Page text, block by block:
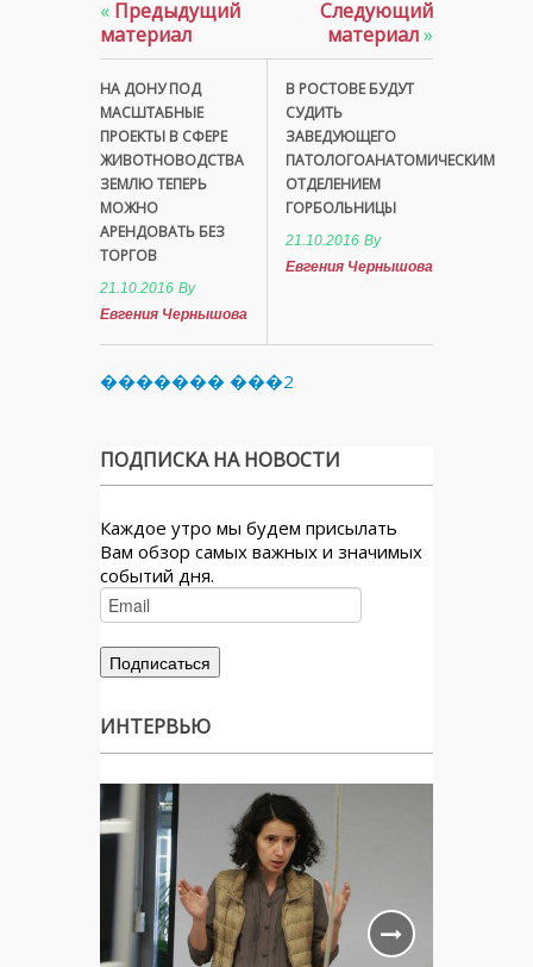
« Предыдущий
материал
НА ДОНУ ПОД
МАСШТАБНЫЕ
ПРОЕКТЫ В СФЕРЕ
ЖИВОТНОВОДСТВА
ЗЕМЛЮ ТЕПЕРЬ
МОЖНО
АРЕНДОВАТЬ БЕЗ
ТОРГОВ
21.10.2016 By
Евгения Чернышова
Следующий
материал»
В РОСТОВЕ БУДУТ
СУДИТЬ
ЗАВЕДУЮЩЕГО
ПАТОЛОГОАНАТОМИЧЕСКИМ
ОТДЕЛЕНИЕМ
ГОРБОЛЬНИЦЫ
21.10.2016 By
Евгения Чернышова
������� ���2
ПОДПИСКА НА НОВОСТИ
Каждое утро мы будем присылать
Вам обзор самых важных и значимых
событий дня.
ИНТЕРВЬЮ